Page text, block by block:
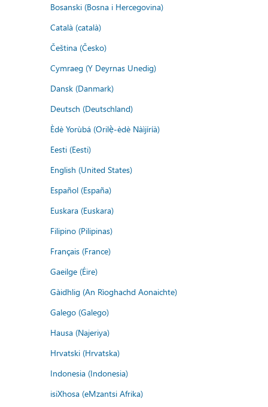
Bosanski (Bosna i Hercegovina)
Català (català)
Čeština (Česko)
Cymraeg (Y Deyrnas Unedig)
Dansk (Danmark)
Deutsch (Deutschland)
Èdè Yorùbá (Orilẹ̀-èdè Nàìjíríà)
Eesti (Eesti)
English (United States)
Español (España)
Euskara (Euskara)
Filipino (Pilipinas)
Français (France)
Gaeilge (Éire)
Gàidhlig (An Rìoghachd Aonaichte)
Galego (Galego)
Hausa (Najeriya)
Hrvatski (Hrvatska)
Indonesia (Indonesia)
isiXhosa (eMzantsi Afrika)